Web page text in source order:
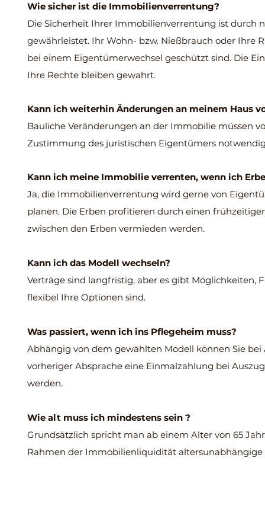
Wie sicher ist die Immobilienverrentung?
Die Sicherheit Ihrer Immobilienverrentung ist durch
gewährleistet. Ihr Wohn- bzw. Nießbrauch oder Ihre
bei einem Eigentümerwechsel geschützt sind. Die
Ihre Rechte bleiben gewahrt.
Kann ich weiterhin Änderungen an meinem Haus
Bauliche Veränderungen an der Immobilie müssen
Zustimmung des juristischen Eigentümers
Kann ich meine Immobilie verrenten, wenn ich
Ja, die Immobilienverrentung wird gerne von
planen. Die Erben profitieren durch einen
zwischen den Erben vermieden werden.
Kann ich das Modell wechseln?
Verträge sind langfristig, aber es gibt Möglichkeiten,
flexibel Ihre Optionen sind.
Was passiert, wenn ich ins Pflegeheim muss?
Abhängig von dem gewählten Modell können Sie
vorheriger Absprache eine Einmalzahlung bei
werden.
Wie alt muss ich mindestens sein ?
Grundsätzlich spricht man ab einem Alter von 65
Rahmen der Immobilienliquidität altersunabhängige